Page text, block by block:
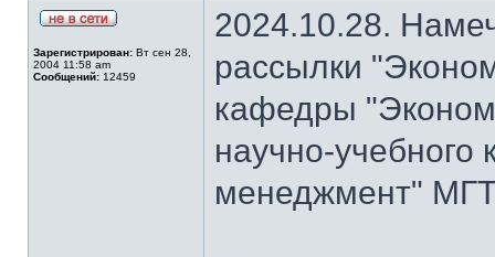
Зарегистрирован: Вт сен 28,
2004 11:58 am
Сообщений: 12459
2024.10.28.
рассылки
кафедры
научно-
менеджмент"